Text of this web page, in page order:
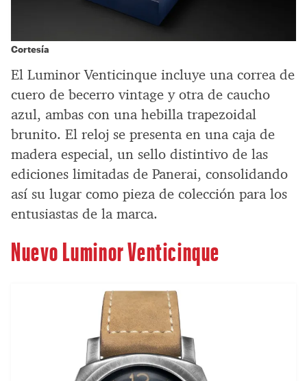
Cortesía
El Luminor Venticinque incluye una correa de
cuero de becerro vintage y otra de caucho
azul, ambas con una hebilla trapezoidal
brunito. El reloj se presenta en una caja de
madera especial, un sello distintivo de las
ediciones limitadas de Panerai, consolidando
así su lugar como pieza de colección para los
entusiastas de la marca.
Nuevo Luminor Venticinque